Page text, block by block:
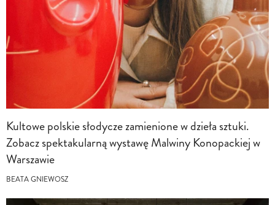
Kultowe polskie słodycze zamienione w dzieła sztuki.
Zobacz spektakularną wystawę Malwiny Konopackiej w
Warszawie
BEATA GNIEWOSZ